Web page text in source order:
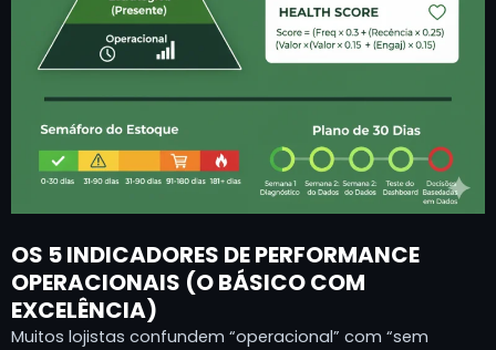
OS 5 INDICADORES DE PERFORMANCE
OPERACIONAIS (O BÁSICO COM
EXCELÊNCIA)
Muitos lojistas confundem “operacional” com “sem